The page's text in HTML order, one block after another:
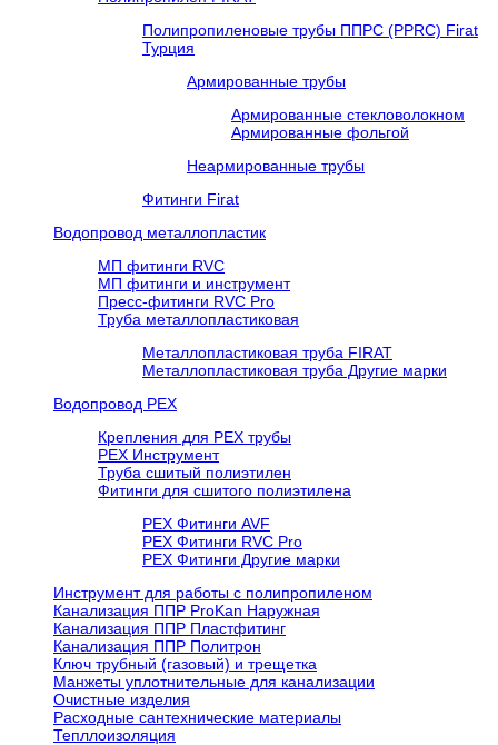
Полипропиленовые трубы ППРС (PPRC) Firat
Турция
Армированные трубы
Армированные стекловолокном
Армированные фольгой
Неармированные трубы
Фитинги Firat
Водопровод металлопластик
МП фитинги RVC
МП фитинги и инструмент
Пресс-фитинги RVC Pro
Труба металлопластиковая
Металлопластиковая труба FIRAT
Металлопластиковая труба Другие марки
Водопровод РЕХ
Крепления для РЕХ трубы
РЕХ Инструмент
Труба сшитый полиэтилен
Фитинги для сшитого полиэтилена
PEX Фитинги AVF
РЕХ Фитинги RVC Pro
РЕХ Фитинги Другие марки
Инструмент для работы с полипропиленом
Канализация ППР ProKan Наружная
Канализация ППР Пластфитинг
Канализация ППР Политрон
Ключ трубный (газовый) и трещетка
Манжеты уплотнительные для канализации
Очистные изделия
Расходные сантехнические материалы
Тепллоизоляция